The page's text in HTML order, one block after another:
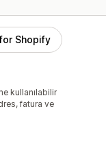
Shopify
kullanılabilir
fatura ve